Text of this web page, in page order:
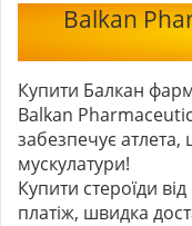
Balkan
Купити Балкан
Balkan
забезпечує
мускулатури!
Купити стероїди
платіж, швидка